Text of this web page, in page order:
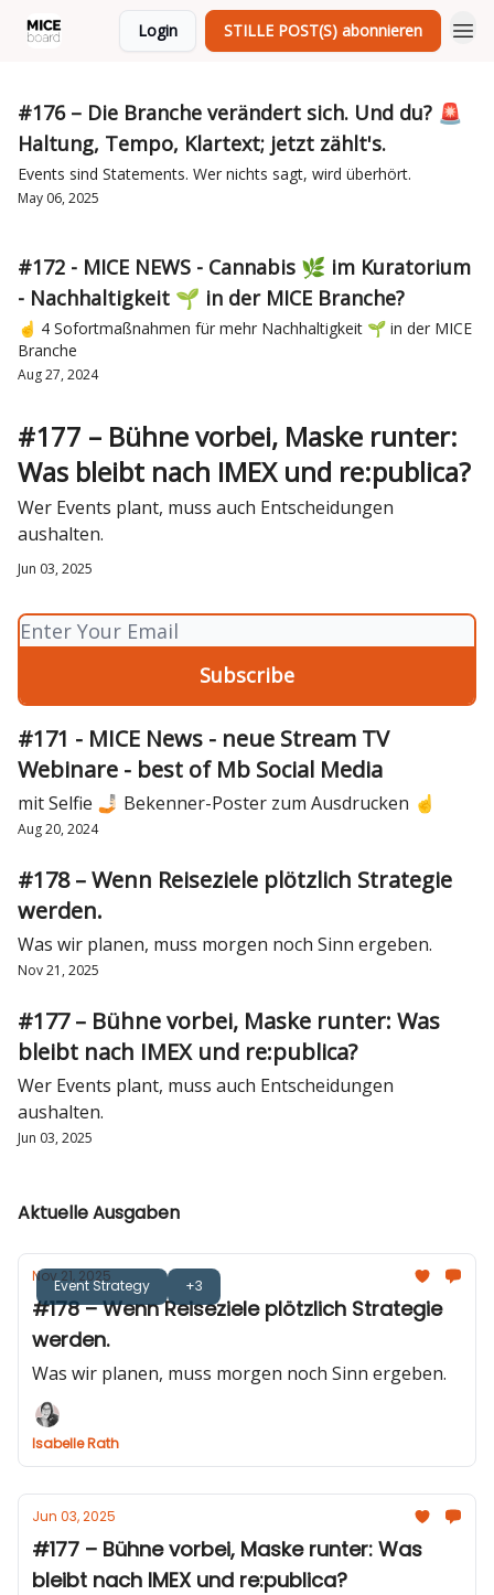
Login STILLE POST(S) abonnieren
#176 – Die Branche verändert sich. Und du? 🚨
Haltung, Tempo, Klartext; jetzt zählt's.
Events sind Statements. Wer nichts sagt, wird überhört.
May 06, 2025
#172 - MICE NEWS - Cannabis 🌿 im Kuratorium
- Nachhaltigkeit 🌱 in der MICE Branche?
☝️ 4 Sofortmaßnahmen für mehr Nachhaltigkeit 🌱 in der MICE
Branche
Aug 27, 2024
#177 – Bühne vorbei, Maske runter:
Was bleibt nach IMEX und re:publica?
Wer Events plant, muss auch Entscheidungen
aushalten.
Jun 03, 2025
#171 - MICE News - neue Stream TV
Webinare - best of Mb Social Media
mit Selfie 🤳🏻 Bekenner-Poster zum Ausdrucken ☝️
Aug 20, 2024
#178 – Wenn Reiseziele plötzlich Strategie
werden.
Was wir planen, muss morgen noch Sinn ergeben.
Nov 21, 2025
#177 – Bühne vorbei, Maske runter: Was
bleibt nach IMEX und re:publica?
Wer Events plant, muss auch Entscheidungen
aushalten.
Jun 03, 2025
Aktuelle Ausgaben
Event Strategy +3
Nov 21, 2025
#178 – Wenn Reiseziele plötzlich Strategie
werden.
Was wir planen, muss morgen noch Sinn ergeben.
Isabelle Rath
Jun 03, 2025
#177 – Bühne vorbei, Maske runter: Was
bleibt nach IMEX und re:publica?